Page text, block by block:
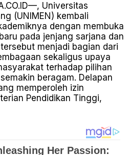
Universitas
(UNIMEN) kembali
dengan membuka
pada jenjang sarjana dan
menjadi bagian dari
sekaligus upaya
terhadap pilihan
beragam. Delapan
memperoleh izin
Pendidikan Tinggi,